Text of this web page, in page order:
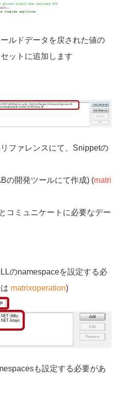
ルドデータを戻された値の
ットに追加します
ファレンスにて、Snippetの
の開発ツールにて作成) (matri
コミュニケートに必要なデー
のnamespaceを設定する必
matrixoperation)
も設定する必要があ